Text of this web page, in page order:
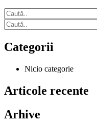
Categorii
Nicio categorie
Articole recente
Arhive